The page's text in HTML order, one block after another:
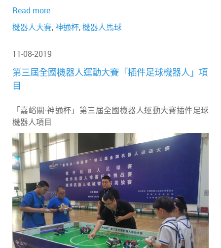
Read more
機器人大賽,神通杯,機器人馬球
11-08-2019
第三屆全國機器人運動大賽「插件足球機器人」項
目
「嘉峪關·神通杯」第三屆全國機器人運動大賽插件足球
機器人項目